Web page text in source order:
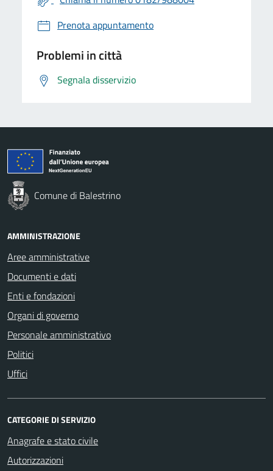
Prenota appuntamento
Problemi in città
Segnala disservizio
Comune di Balestrino
AMMINISTRAZIONE
Aree amministrative
Documenti e dati
Enti e fondazioni
Organi di governo
Personale amministrativo
Politici
Uffici
CATEGORIE DI SERVIZIO
Anagrafe e stato civile
Autorizzazioni